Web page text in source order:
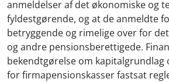
anmeldelser af det økonomiske og
fyldestgørende, og at de anmeldte
betryggende og rimelige over for
og andre pensionsberettigede.
bekendtgørelse om kapitalgrundlag
for firmapensionskasser fastsat